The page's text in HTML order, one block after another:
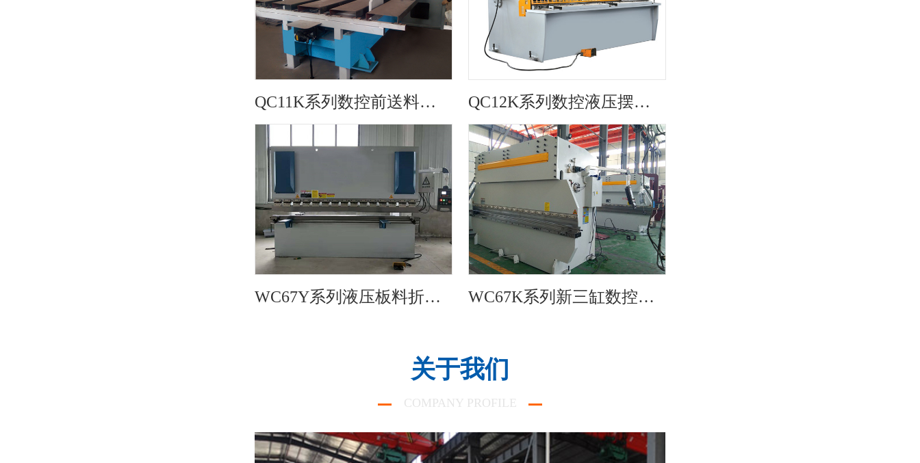
QC11K系列数控前送料剪板机 QC12K系列数控液压摆式剪板机
WC67Y系列液压板料折弯机 WC67K系列新三缸数控液压板料折弯机
关于我们
COMPANY PROFILE